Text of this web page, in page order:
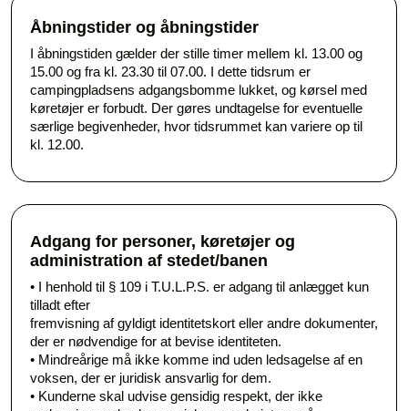
Åbningstider og åbningstider
I åbningstiden gælder der stille timer mellem kl. 13.00 og
15.00 og fra kl. 23.30 til 07.00. I dette tidsrum er
campingpladsens adgangsbomme lukket, og kørsel med
køretøjer er forbudt. Der gøres undtagelse for eventuelle
særlige begivenheder, hvor tidsrummet kan variere op til
kl. 12.00.
Adgang for personer, køretøjer og
administration af stedet/banen
• I henhold til § 109 i T.U.L.P.S. er adgang til anlægget kun
tilladt efter
fremvisning af gyldigt identitetskort eller andre dokumenter,
der er nødvendige for at bevise identiteten.
• Mindreårige må ikke komme ind uden ledsagelse af en
voksen, der er juridisk ansvarlig for dem.
• Kunderne skal udvise gensidig respekt, der ikke